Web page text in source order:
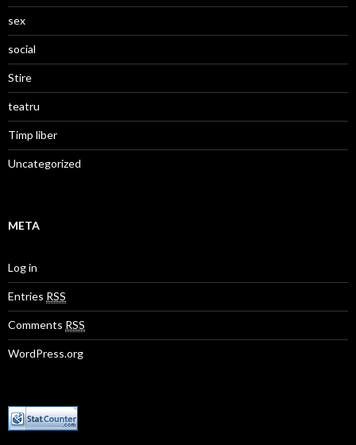
sex
social
Stire
teatru
Timp liber
Uncategorized
META
Log in
Entries RSS
Comments RSS
WordPress.org